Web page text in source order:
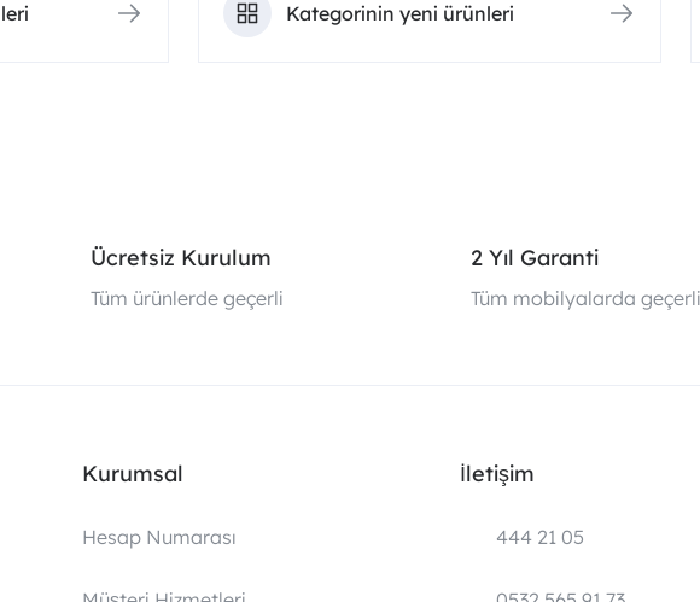
Kategorinin yeni ürünleri
Ücretsiz Kurulum
Tüm ürünlerde geçerli
2 Yıl Garanti
Tüm mobilyalarda geçerli
Kurumsal
Hesap Numarası
İletişim
444 21 05